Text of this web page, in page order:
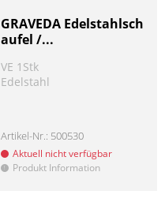
GRAVEDA Edelstahlsch
aufel /...
VE 1Stk
Edelstahl
Artikel-Nr.: 500530
Aktuell nicht verfügbar
! Produkt Information